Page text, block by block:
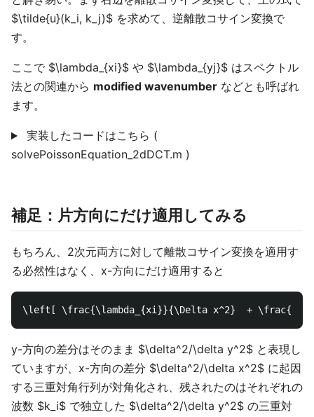
$\tilde{u}(k_i, k_j)$ を求めて、逆離散コサイン変換で
す。
ここで $\lambda_{xi}$ や $\lambda_{yj}$ はスペクトル
法との関連から modified wavenumber などとも呼ばれ
ます。
実装したコードはこちら (
solvePoissonEquation_2dDCT.m )
補足：片方向にだけ適用してみる
もちろん、2次元両方に対して離散コサイン変換を適用す
る必然性はなく、x-方向にだけ適用すると
y-方向の差分はそのまま $\delta^2/\delta y^2$ と表現し
ていますが、x-方向の差分 $\delta^2/\delta x^2$ に起因
する三重対角行列が対角化され、残されたのはそれぞれの
波数 $k_i$ で独立した $\delta^2/\delta y^2$ の三重対